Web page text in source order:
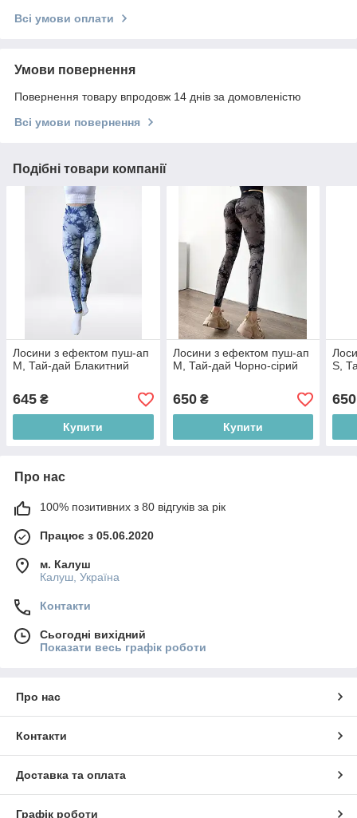
Всі умови оплати
Умови повернення
Повернення товару впродовж 14 днів за домовленістю
Всі умови повернення
Подібні товари компанії
Лосини з ефектом пуш-ап
M, Тай-дай Блакитний
645 ₴
Купити
Лосини з ефектом пуш-ап
M, Тай-дай Чорно-сірий
650₴
Купити
S,
650
Про нас
100% позитивних з 80 відгуків за рік
Працює з 05.06.2020
м. Калуш
Калуш, Україна
Контакти
Сьогодні вихідний
Показати весь графік роботи
Про нас
Контакти
Доставка та оплата
Графік роботи